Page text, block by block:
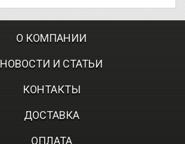
О КОМПАНИИ
НОВОСТИ И СТАТЬИ
КОНТАКТЫ
ДОСТАВКА
ОПЛАТА